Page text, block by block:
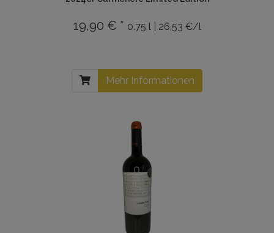
19,90 € * 0.75 l | 26,53 €/l
Mehr Informationen